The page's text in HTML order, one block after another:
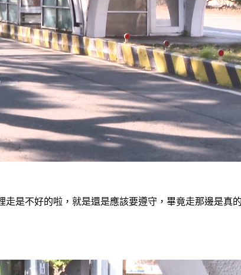
是不好的啦，就是還是應該要遵守，畢竟走那邊是真